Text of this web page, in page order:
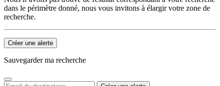
dans le périmètre donné, nous vous invitons à élargir votre zone de
recherche.
Créer une alerte
Sauvegarder ma recherche